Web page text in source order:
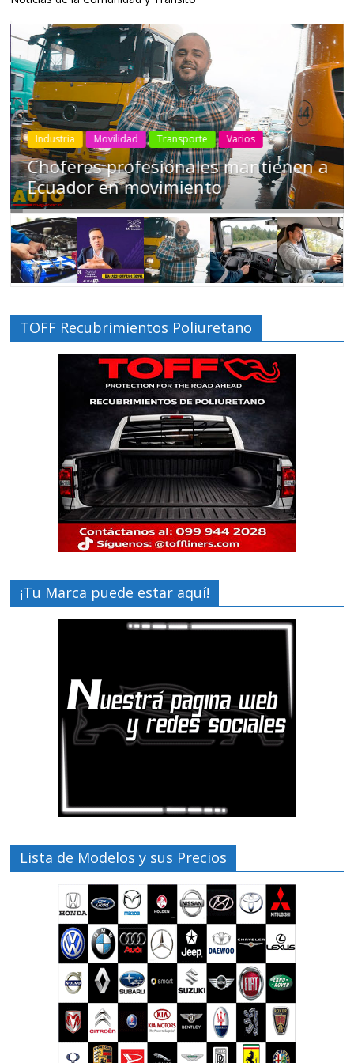
Industria Movilidad Transporte Varios
Choferes profesionales mantienen a
Ecuador en movimiento
TOFF Recubrimientos Poliuretano
¡Tu Marca puede estar aquí!
Lista de Modelos y sus Precios